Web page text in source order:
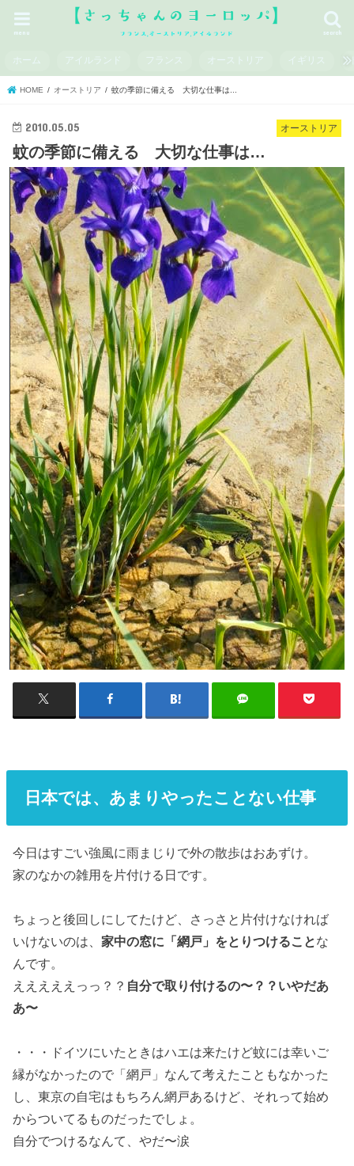
search
menu
ホーム アイルランド フランス オーストリア イギリス
HOME オーストリア 蚊の季節に備える 大切な仕事は...
オーストリア
2010.05.05
蚊の季節に備える 大切な仕事は…
日本では、あまりやったことない仕事
今日はすごい強風に雨まじりで外の散歩はおあずけ。
家のなかの雑用を片付ける日です。
ちょっと後回しにしてたけど、さっさと片付けなければ
いけないのは、家中の窓に「網戸」をとりつけることな
んです。
えええええっっ？？ 自分で取り付けるの〜？？いやだあ
あ〜
・・・ドイツにいたときはハエは来たけど蚊には幸いご
縁がなかったので「網戸」なんて考えたこともなかった
し、東京の自宅はもちろん網戸あるけど、それって始め
からついてるものだったでしょ。
自分でつけるなんて、やだ〜涙